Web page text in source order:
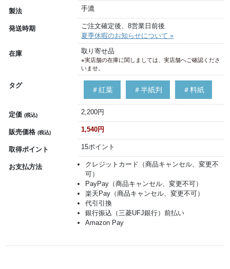
製法 手漉
発送時期
ご注文確定後、8営業日前後
夏季休暇のお知らせについて »
在庫 取り寄せ品
※実店舗の在庫に関しましては、実店舗へご確認くださ
いませ。
タグ
＃紅葉 ＃半紙判 ＃料紙
定価 (税込) 2,200円
販売価格 (税込) 1,540円
取得ポイント 15ポイント
お支払方法
クレジットカード（商品キャンセル、変更不
可）
PayPay（商品キャンセル、変更不可）
楽天Pay（商品キャンセル、変更不可）
代引引換
銀行振込（三菱UFJ銀行）前払い
Amazon Pay